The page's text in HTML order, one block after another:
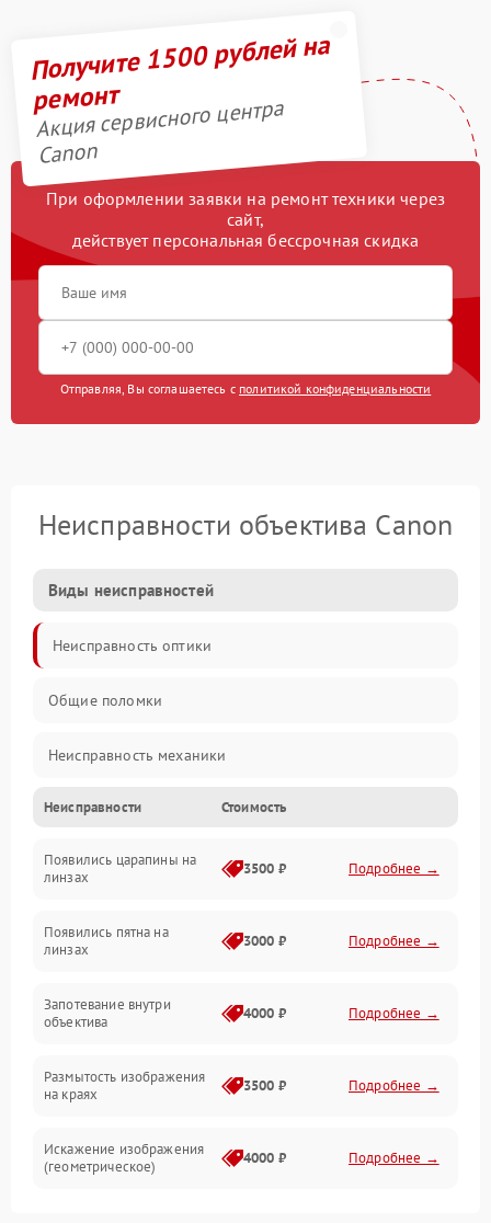
Получите 1500 рублей на
ремонт
Акция сервисного центра
Canon
При оформлении заявки на ремонт техники через
сайт,
действует персональная бессрочная скидка
Отправляя, Вы соглашаетесь с политикой конфиденциальности
Неисправности объектива Canon
Виды неисправностей
Неисправность оптики
Общие поломки
Неисправность механики
Неисправность электроники (если объектив с мотором/
Прочие неисправности
Неисправности Стоимость
Появились царапины на
линзах
3500 ₽ Подробнее →
Появились пятна на
линзах
3000 ₽ Подробнее →
Запотевание внутри
объектива
4000 ₽ Подробнее →
Размытость изображения
на краях
3500 ₽ Подробнее →
Искажение изображения
(геометрическое)
4000 ₽ Подробнее →